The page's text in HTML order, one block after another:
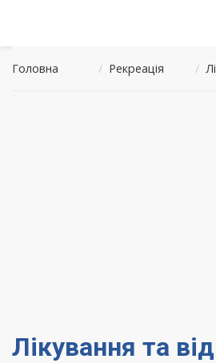
Головна / Рекреація /
Лікування та